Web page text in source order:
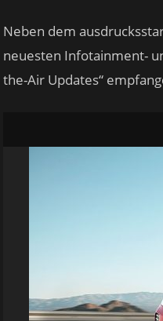
Neben dem
neuesten Infotainment-
the-Air Updates“